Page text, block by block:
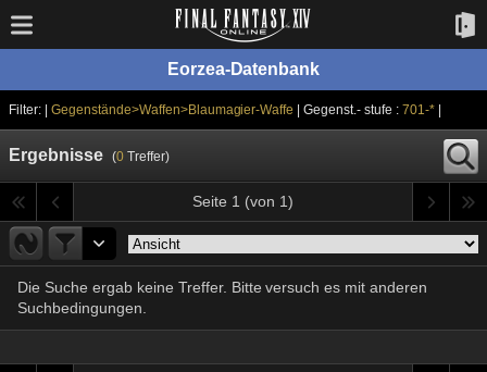
Eorzea-Datenbank
Filter: | Gegenstände>Waffen>Blaumagier-Waffe | Gegenst.- stufe :701-*|
Ergebnisse (0Treffer)
Seite 1 (von 1)
Die Suche ergab keine Treffer. Bitte versuch es mit anderen
Suchbedingungen.